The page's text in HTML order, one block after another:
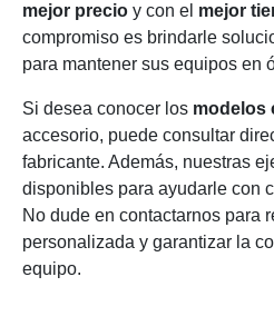
mejor precio y con el mejor
compromiso es brindarle
para mantener sus equipos en
Si desea conocer los modelos
accesorio, puede consultar
fabricante. Además, nuestras
disponibles para ayudarle con
No dude en contactarnos para
personalizada y garantizar la
equipo.